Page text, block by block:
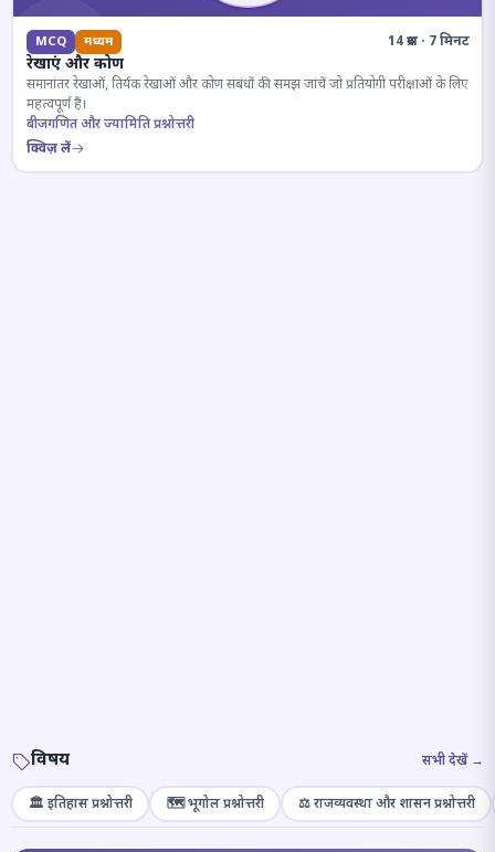
MCQ मध्यम 14 प्रश्न · 7 मिनट
रेखाएं और कोण
समानांतर रेखाओं, तिर्यक रेखाओं और कोण संबंधों की समझ जांचें जो प्रतियोगी परीक्षाओं के लिए
महत्वपूर्ण हैं।
बीजगणित और ज्यामिति प्रश्नोत्तरी
क्विज़ लें
विषय सभी देखें →
🏛️ इतिहास प्रश्नोत्तरी 🗺️ भूगोल प्रश्नोत्तरी ⚖️ राजव्यवस्था और शासन प्रश्नोत्तरी